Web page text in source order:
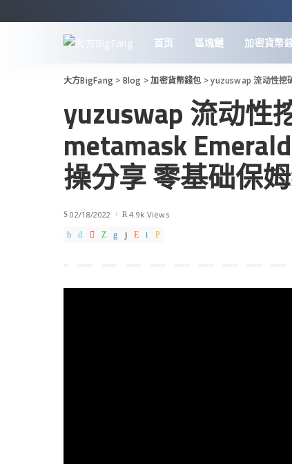
首页 區塊鏈 加密貨幣
大方BigFang > Blog >加密貨幣錢包 >yuzuswap 流动性挖矿+
yuzuswap 流动性
metamask
操分享 零基础保
02/18/2022 4.9k Views